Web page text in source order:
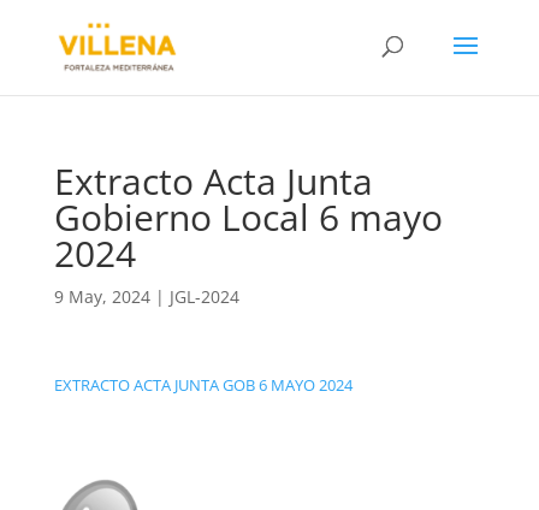
Extracto Acta Junta
Gobierno Local 6 mayo
2024
9 May, 2024| JGL-2024
EXTRACTO ACTA JUNTA GOB 6 MAYO 2024